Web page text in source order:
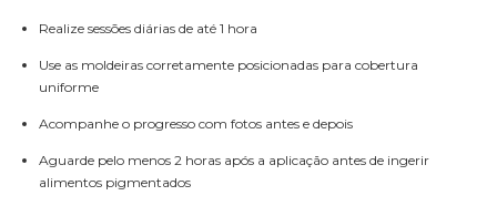
Realize sessões diárias de até 1 hora
Use as moldeiras corretamente posicionadas para cobertura
uniforme
Acompanhe o progresso com fotos antes e depois
Aguarde pelo menos 2 horas após a aplicação antes de ingerir
alimentos pigmentados